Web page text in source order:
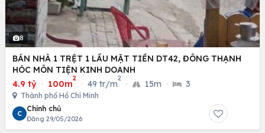
8
BÁN NHÀ 1 TRỆT 1 LẦU MẶT TIỀN DT42, ĐÔNG THẠNH
HÓC MÔN TIỆN KINH DOANH
4.9 tỷ · 100m
2
· 49 tr/m
2
· 15m · 3
Thành phố Hồ Chí Minh
C
Chính chủ
Đăng 29/05/2026